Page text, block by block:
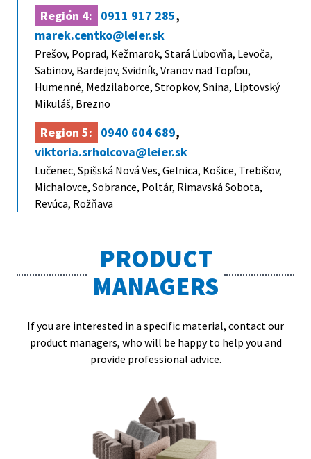
Región 4: 0911 917 285,
marek.centko@leier.sk
Prešov, Poprad, Kežmarok, Stará Ľubovňa, Levoča,
Sabinov, Bardejov, Svidník, Vranov nad Topľou,
Humenné, Medzilaborce, Stropkov, Snina, Liptovský
Mikuláš, Brezno
Region 5: 0940 604 689,
viktoria.srholcova@leier.sk
Lučenec, Spišská Nová Ves, Gelnica, Košice, Trebišov,
Michalovce, Sobrance, Poltár, Rimavská Sobota,
Revúca, Rožňava
PRODUCT
MANAGERS
If you are interested in a specific material, contact our
product managers, who will be happy to help you and
provide professional advice.